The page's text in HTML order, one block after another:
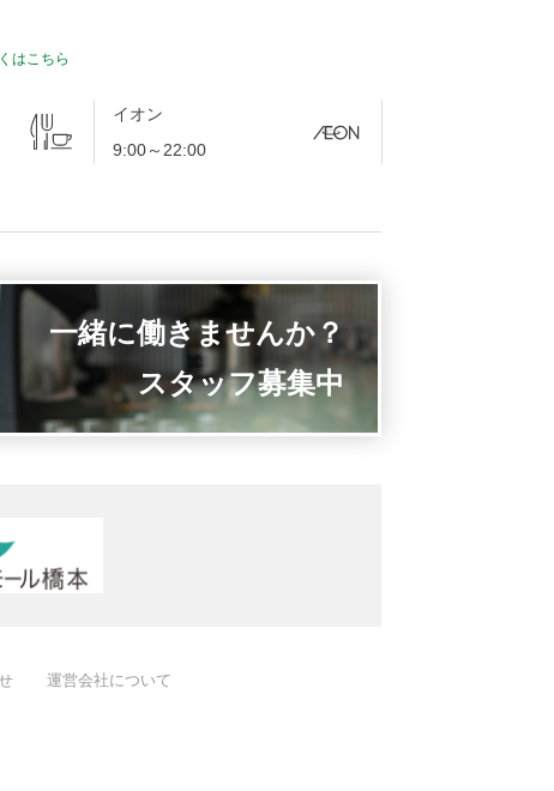
はこちら
イオン
9:00～22:00
一緒に働きませんか？
スタッフ募集中
運営会社について